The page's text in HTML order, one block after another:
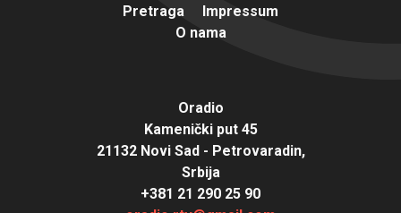
Pretraga
Impressum
O nama
Oradio
Kamenički put 45
21132 Novi Sad - Petrovaradin,
Srbija
+381 21 290 25 90